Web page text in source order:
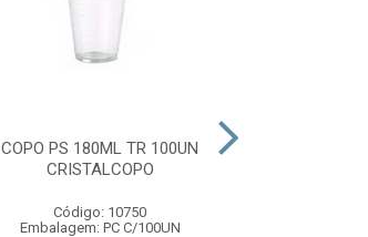
COPO PS 180ML TR 100UN
CRISTALCOPO
Código: 10750
Embalagem: PC C/100UN